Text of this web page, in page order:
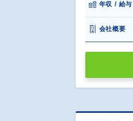
年収 / 給与
会社概要